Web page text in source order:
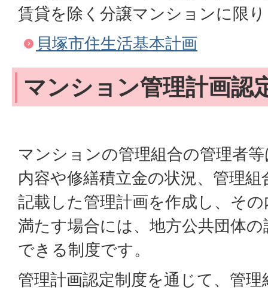
賃貸を除く分譲マンションに限
貝塚市住生活基本計画
マンション管理計画認
マンションの管理組合の管理者
内容や修繕積立金の状況、管理
記載した管理計画を作成し、そ
満たす場合には、地方公共団体
できる制度です。
管理計画認定制度を通じて、管